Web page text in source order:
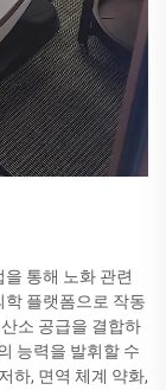
통해 노화 관련
플랫폼으로 작동
소 공급을 결합하
능력을 발휘할 수
하, 면역 체계 약화,